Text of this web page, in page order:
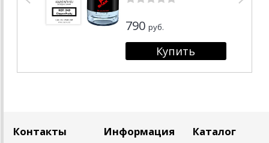
790 руб.
Контакты Информация Каталог